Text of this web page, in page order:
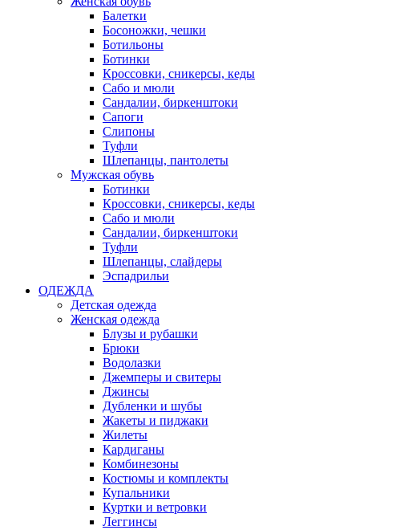
Балетки
Босоножки, чешки
Ботильоны
Ботинки
Кроссовки, сникерсы, кеды
Сабо и мюли
Сандалии, биркенштоки
Сапоги
Слипоны
Туфли
Шлепанцы, пантолеты
Мужская обувь
Ботинки
Кроссовки, сникерсы, кеды
Сабо и мюли
Сандалии, биркенштоки
Туфли
Шлепанцы, слайдеры
Эспадрильи
ОДЕЖДА
Детская одежда
Женская одежда
Блузы и рубашки
Брюки
Водолазки
Джемперы и свитеры
Джинсы
Дубленки и шубы
Жакеты и пиджаки
Жилеты
Кардиганы
Комбинезоны
Костюмы и комплекты
Купальники
Куртки и ветровки
Леггинсы